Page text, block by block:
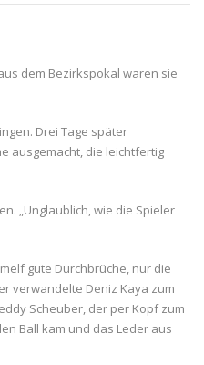
dem Bezirkspokal waren sie
Drei Tage später
ausgemacht, die leichtfertig
„Unglaublich, wie die Spieler
gute Durchbrüche, nur die
verwandelte Deniz Kaya zum
Scheuber, der per Kopf zum
Ball kam und das Leder aus